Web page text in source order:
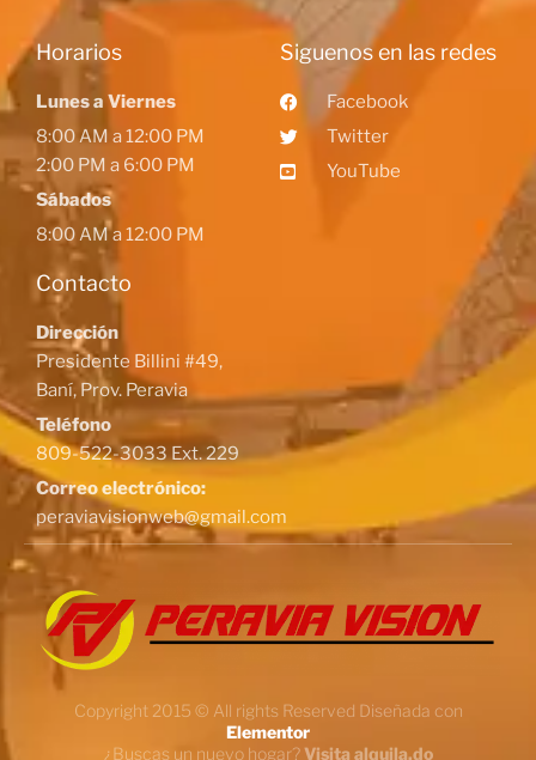
Horarios
Lunes a Viernes
8:00 AM a 12:00 PM
2:00 PM a 6:00 PM
Sábados
8:00 AM a 12:00 PM
Contacto
Dirección
Presidente Billini #49,
Baní, Prov. Peravia
Teléfono
809-522-3033 Ext. 229
Correo electrónico:
peraviavisionweb@gmail.com
Siguenos en las redes
Facebook
Twitter
YouTube
Copyright 2015 © All rights Reserved Diseñada con
Elementor
¿Buscas un nuevo hogar?Visita alquila.do